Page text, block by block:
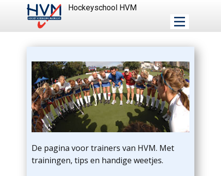
Hockeyschool HVM
De pagina voor trainers van HVM. Met
trainingen, tips en handige weetjes.